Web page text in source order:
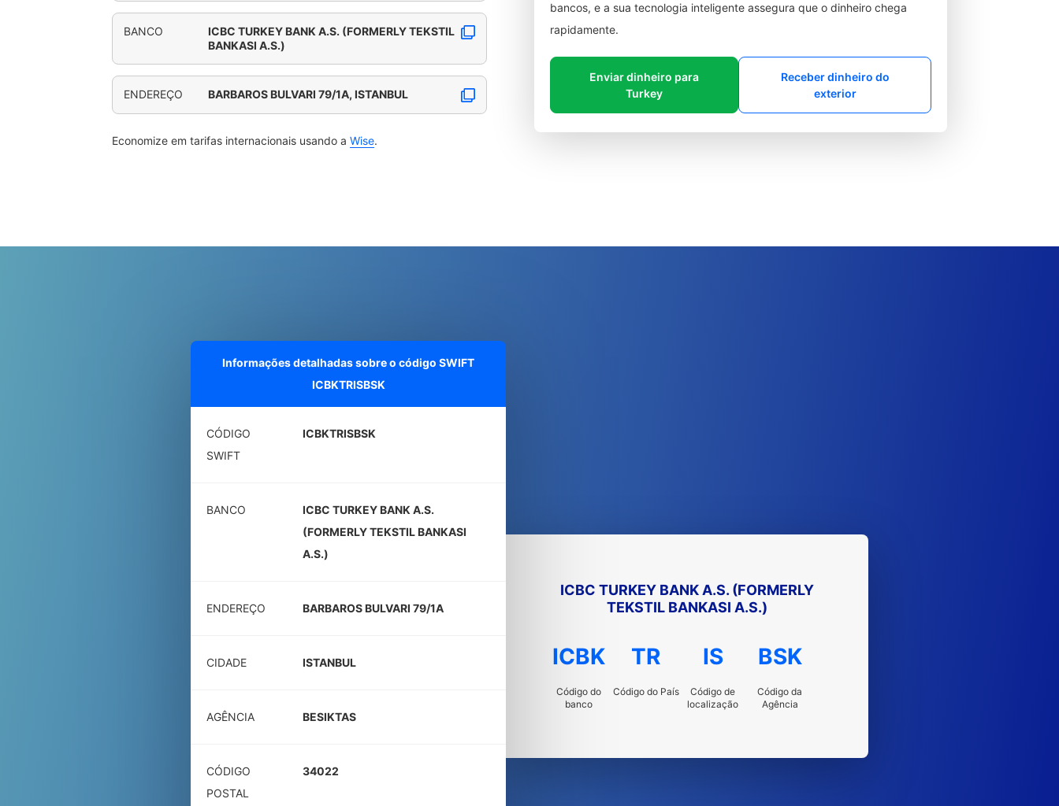
BANCO
ICBC TURKEY BANK A.S. (FORMERLY TEKSTIL
BANKASI A.S.)
ENDEREÇO BARBAROS BULVARI 79/1A, ISTANBUL
Economize em tarifas internacionais usando a Wise.
bancos, e a sua tecnologia inteligente assegura que o dinheiro chega
rapidamente.
Enviar dinheiro para
Turkey
Receber dinheiro do
exterior
Informações detalhadas sobre o código SWIFT
ICBKTRISBSK
CÓDIGO
SWIFT
ICBKTRISBSK
BANCO
ICBC TURKEY BANK A.S.
(FORMERLY TEKSTIL BANKASI
A.S.)
ENDEREÇO BARBAROS BULVARI 79/1A
CIDADE ISTANBUL
AGÊNCIA BESIKTAS
CÓDIGO
POSTAL
34022
ICBC TURKEY BANK A.S. (FORMERLY
TEKSTIL BANKASI A.S.)
ICBK
Código do
banco
TR
Código do País
IS
Código de
localização
BSK
Código da
Agência